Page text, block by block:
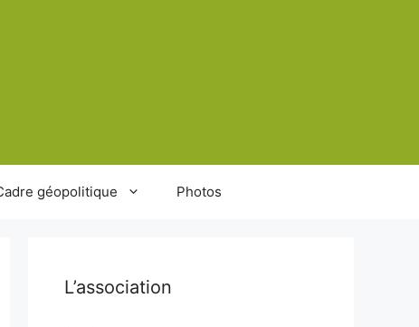
géopolitique Photos
L’association